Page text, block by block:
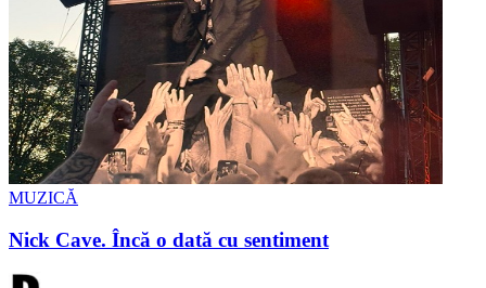
MUZICĂ
Nick Cave. Încă o dată cu sentiment